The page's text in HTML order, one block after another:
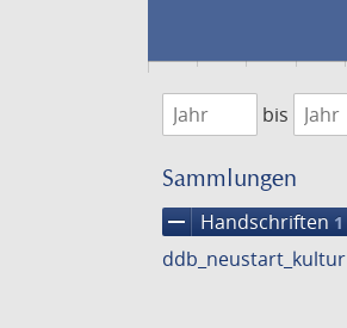
1474
bis
Sammlungen
remove Handschriften 1
ddb_neustart_kultur